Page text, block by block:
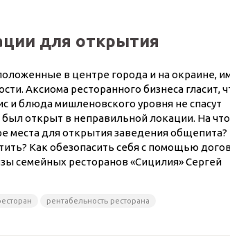
для открытия
в центре города и на окраине,
Аксиома ресторанного бизнеса гласит,
и блюда мишленовского уровня не спасут
был открыт в неправильной локации. На что
места для открытия заведения общепита?
Как обезопасить себя с помощью
семейных ресторанов «Сицилия» Сергей
рентабельность ресторана